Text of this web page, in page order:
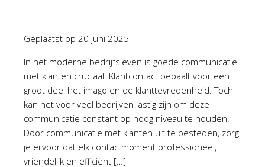
Geplaatst op 20 juni 2025
In het moderne bedrijfsleven is goede communicatie
met klanten cruciaal. Klantcontact bepaalt voor een
groot deel het imago en de klanttevredenheid. Toch
kan het voor veel bedrijven lastig zijn om deze
communicatie constant op hoog niveau te houden.
Door communicatie met klanten uit te besteden, zorg
je ervoor dat elk contactmoment professioneel,
vriendelijk en efficiënt […]